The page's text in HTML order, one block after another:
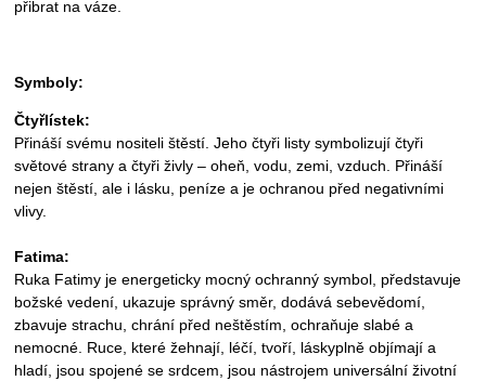
přibrat na váze.
Symboly:
Čtyřlístek:
Přináší svému nositeli štěstí. Jeho čtyři listy symbolizují čtyři
světové strany a čtyři živly – oheň, vodu, zemi, vzduch. Přináší
nejen štěstí, ale i lásku, peníze a je ochranou před negativními
vlivy.
Fatima:
Ruka Fatimy je energeticky mocný ochranný symbol, představuje
božské vedení, ukazuje správný směr, dodává sebevědomí,
zbavuje strachu, chrání před neštěstím, ochraňuje slabé a
nemocné. Ruce, které žehnají, léčí, tvoří, láskyplně objímají a
hladí, jsou spojené se srdcem, jsou nástrojem universální životní